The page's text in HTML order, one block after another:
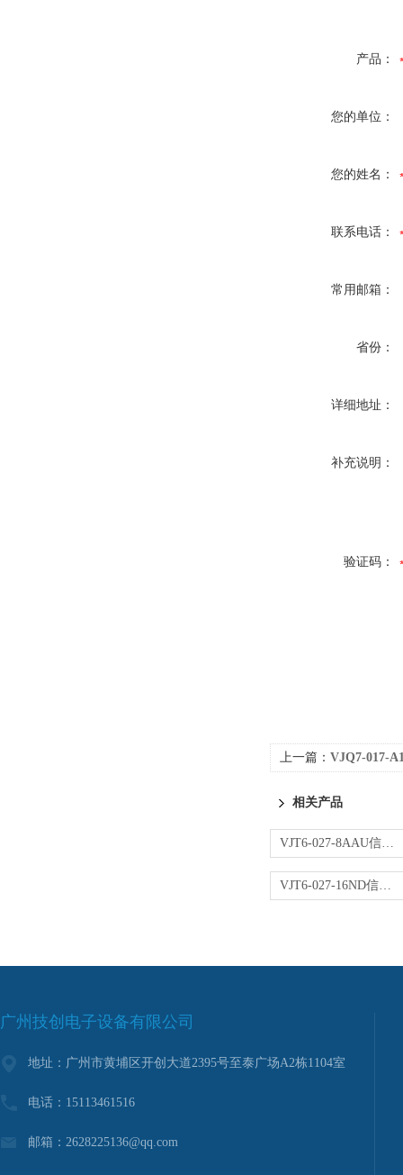
产品：
您的单位：
您的姓名：
联系电话：
常用邮箱：
省份：
详细地址：
补充说明：
验证码：
上一篇： VJQ7-017-
相关产品
VJT6-027-8AAU信号转换器
VJT6-027-16ND信号转换器
广州技创电子设备有限公司
地址：广州市黄埔区开创大道2395号至泰广场A2栋1104室
电话：15113461516
邮箱：2628225136@qq.com